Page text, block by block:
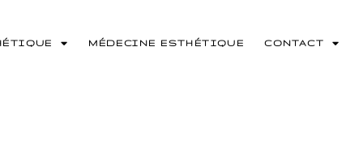
MÉDECINE ESTHÉTIQUE CONTACT